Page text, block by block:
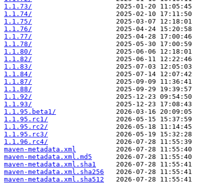
1.1.73/
1.1.74/
1.1.75/
1.1.76/
1.1.77/
1.1.78/
1.1.80/
1.1.82/
1.1.83/
1.1.84/
1.1.87/
1.1.88/
1.1.92/
1.1.93/
1.1.95.beta1/
1.1.95.rc1/
1.1.95.rc2/
1.1.95.rc3/
1.1.96.rc4/
maven-metadata.xml
maven-metadata.xml.md5
maven-metadata.xml.sha1
maven-metadata.xml.sha256
maven-metadata.xml.sha512